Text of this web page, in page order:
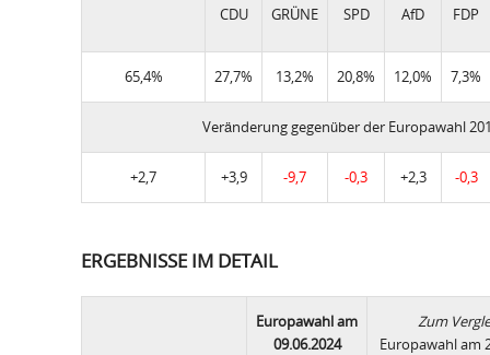
CDU GRÜNE SPD AfD FDP
65,4% 27,7% 13,2% 20,8% 12,0% 7,3%
Veränderung gegenüber der Europawahl
+2,7 +3,9 -9,7 -0,3 +2,3 -0,3
ERGEBNISSE IM DETAIL
Europawahl am
09.06.2024
Zum
Europawahl am